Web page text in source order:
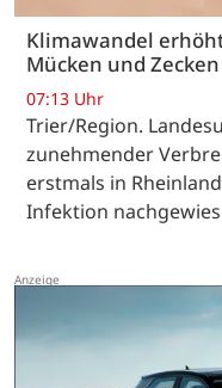
Klimawandel
Mücken und Zecken
07:13 Uhr
Trier/Region.
zunehmender
erstmals in
Infektion